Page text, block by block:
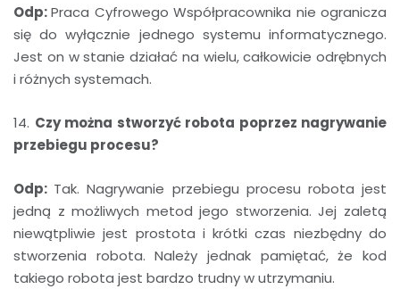
Odp:Praca Cyfrowego Współpracownika nie ogranicza
się do wyłącznie jednego systemu informatycznego.
Jest on w stanie działać na wielu, całkowicie odrębnych
i różnych systemach.
14. Czy można stworzyć robota poprzez nagrywanie
przebiegu procesu?
Odp: Tak. Nagrywanie przebiegu procesu robota jest
jedną z możliwych metod jego stworzenia. Jej zaletą
niewątpliwie jest prostota i krótki czas niezbędny do
stworzenia robota. Należy jednak pamiętać, że kod
takiego robota jest bardzo trudny w utrzymaniu.